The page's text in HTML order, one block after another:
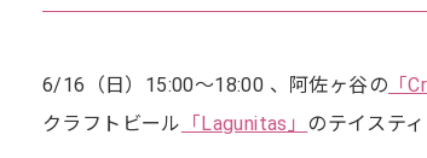
6/16（日）15:00～18:00 、阿佐ヶ谷の 「
クラフトビール 「Lagunitas」 のテイステ